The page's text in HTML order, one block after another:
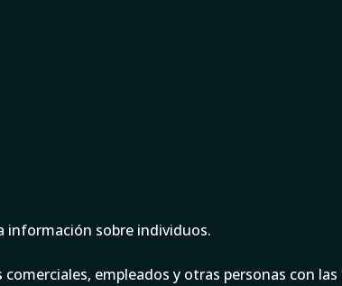
información sobre individuos.
empleados y otras personas con